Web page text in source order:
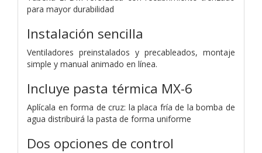
para mayor durabilidad
Instalación sencilla
Ventiladores preinstalados y precableados, montaje
simple y manual animado en línea.
Incluye pasta térmica MX-6
Aplícala en forma de cruz: la placa fría de la bomba de
agua distribuirá la pasta de forma uniforme
Dos opciones de control